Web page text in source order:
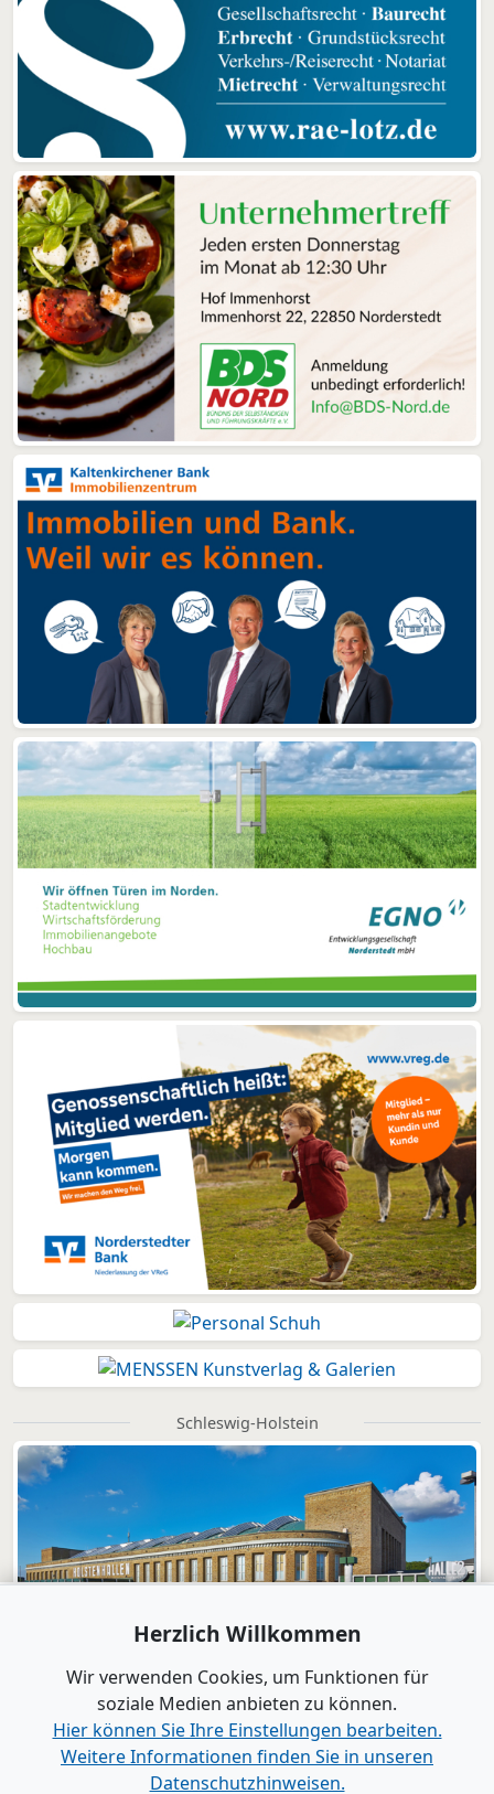
Schleswig-Holstein
Herzlich Willkommen
Wir verwenden Cookies, um Funktionen für
soziale Medien anbieten zu können.
Hier können Sie Ihre Einstellungen bearbeiten.
Weitere Informationen finden Sie in unseren
Datenschutzhinweisen.